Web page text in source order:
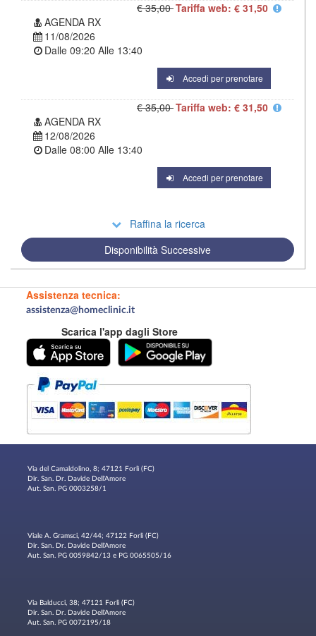
€ 35,00Tariffa web: € 31,50
AGENDA RX
11/08/2026
Dalle 09:20 Alle 13:40
Accedi per prenotare
€ 35,00Tariffa web: € 31,50
AGENDA RX
12/08/2026
Dalle 08:00 Alle 13:40
Accedi per prenotare
Raffina la ricerca
Disponibilità Successive
Assistenza tecnica:
assistenza@homeclinic.it
Scarica l'app dagli Store
Via del Camaldolino, 8; 47121 Forlì (FC)
Dir. San. Dr. Davide Dell'Amore
Aut. San. PG 0003258/1
Viale A. Gramsci, 42/44; 47122 Forlì (FC)
Dir. San. Dr. Davide Dell'Amore
Aut. San. PG 0059842/13 e PG 0065505/16
Via Balducci, 38; 47121 Forlì (FC)
Dir. San. Dr. Davide Dell'Amore
Aut. San. PG 0072195/18